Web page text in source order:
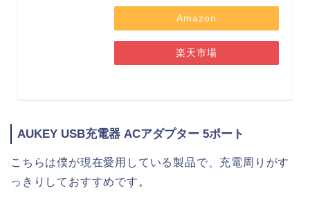
Amazon
楽天市場
AUKEY USB充電器 ACアダプター 5ポート
こちらは僕が現在愛用している製品で、充電周りがす
っきりしておすすめです。